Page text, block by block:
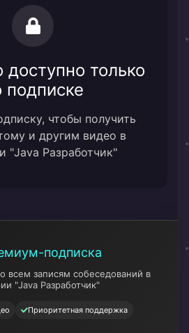
доступно только
подписке
чтобы получить
и другим видео в
"Java Разработчик"
подписка
всем записям собеседований в
"Java Разработчик"
Приоритетная поддержка